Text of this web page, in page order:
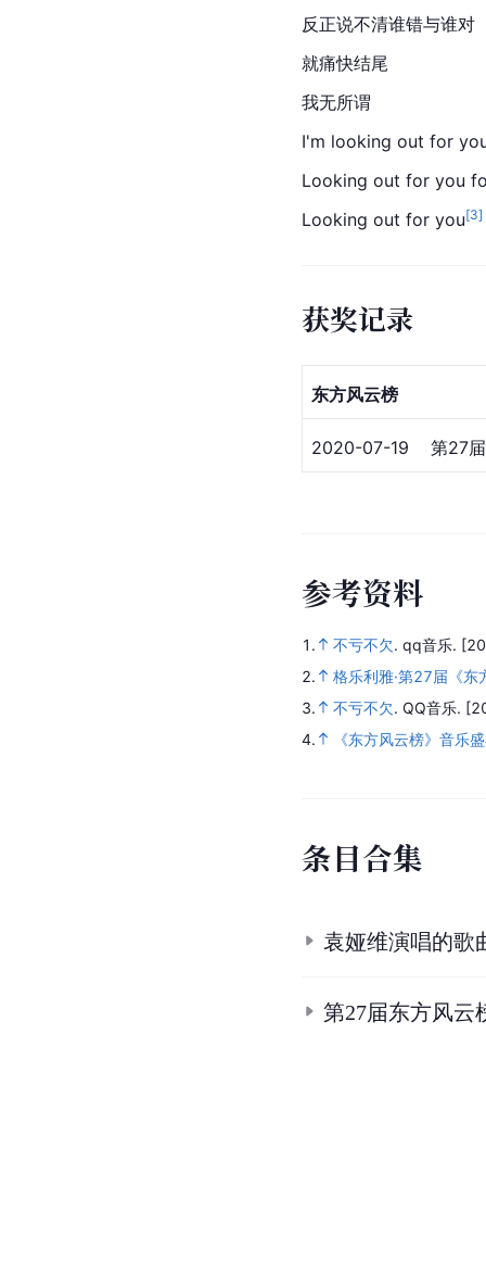
反正说不清谁错与谁对
就痛快结尾
我无所谓
I'm looking out for
Looking out for you
Looking out for you[3]
获奖记录
东方风云榜
2020-07-19    第27
参考资料
1. 不亏不欠. qq音乐.
2.
格乐利雅·第27届《
3.
不亏不欠. QQ音乐.
4.
《东方风云榜》音乐
条目合集
袁娅维演唱的歌
第27届东方风云